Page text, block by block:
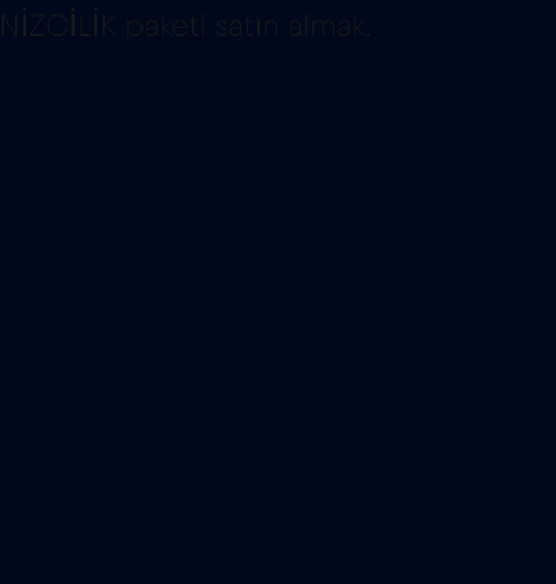
paketi satın almak.